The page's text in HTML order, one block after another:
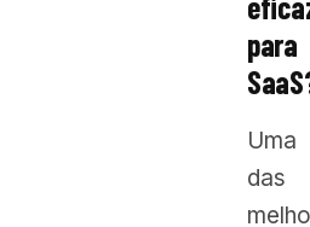
para
Uma
das